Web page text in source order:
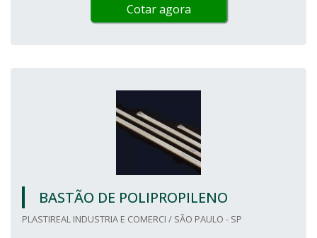
Cotar agora
BASTÃO DE POLIPROPILENO
PLASTIREAL INDUSTRIA E COMERCI / SÃO PAULO - SP